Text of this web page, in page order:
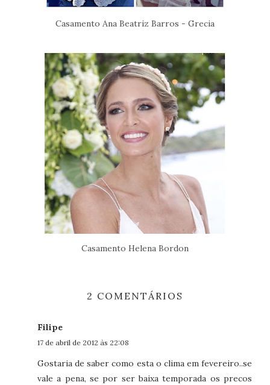
Casamento Ana Beatriz Barros - Grecia
Casamento Helena Bordon
2 COMENTÁRIOS
Filipe
17 de abril de 2012 às 22:08
Gostaria de saber como esta o clima em fevereiro..se
vale a pena, se por ser baixa temporada os precos